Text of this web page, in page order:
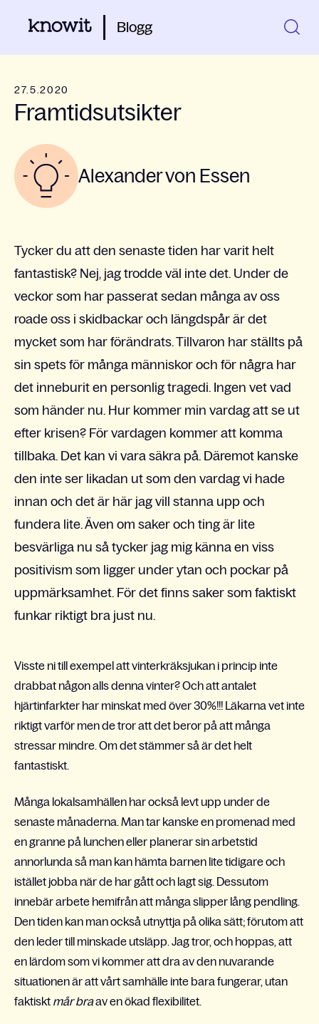
Blogg
27.5.2020
Framtidsutsikter
Alexander von Essen
Tycker du att den senaste tiden har varit helt
fantastisk? Nej, jag trodde väl inte det. Under de
veckor som har passerat sedan många av oss
roade oss i skidbackar och längdspår är det
mycket som har förändrats. Tillvaron har ställts på
sin spets för många människor och för några har
det inneburit en personlig tragedi. Ingen vet vad
som händer nu. Hur kommer min vardag att se ut
efter krisen? För vardagen kommer att komma
tillbaka. Det kan vi vara säkra på. Däremot kanske
den inte ser likadan ut som den vardag vi hade
innan och det är här jag vill stanna upp och
fundera lite. Även om saker och ting är lite
besvärliga nu så tycker jag mig känna en viss
positivism som ligger under ytan och pockar på
uppmärksamhet. För det finns saker som faktiskt
funkar riktigt bra just nu.
Visste ni till exempel att vinterkräksjukan i princip inte
drabbat någon alls denna vinter? Och att antalet
hjärtinfarkter har minskat med över 30%!!! Läkarna vet inte
riktigt varför men de tror att det beror på att många
stressar mindre. Om det stämmer så är det helt
fantastiskt.
Många lokalsamhällen har också levt upp under de
senaste månaderna. Man tar kanske en promenad med
en granne på lunchen eller planerar sin arbetstid
annorlunda så man kan hämta barnen lite tidigare och
istället jobba när de har gått och lagt sig. Dessutom
innebär arbete hemifrån att många slipper lång pendling.
Den tiden kan man också utnyttja på olika sätt; förutom att
den leder till minskade utsläpp. Jag tror, och hoppas, att
en lärdom som vi kommer att dra av den nuvarande
situationen är att vårt samhälle inte bara fungerar, utan
faktiskt mår braav en ökad flexibilitet.